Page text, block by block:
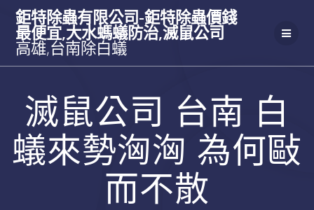
Skip
to
content
鉅特除蟲有限公司-鉅特除蟲價錢
最便宜,大水螞蟻防治,滅鼠公司
高雄,台南除白蟻
滅鼠公司 台南 白
蟻來勢洶洶 為何敺
而不散